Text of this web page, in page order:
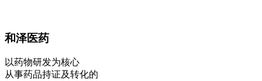
和泽医药
以药物研发为核心
从事药品持证及转化的